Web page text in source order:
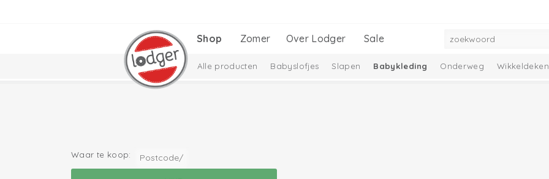
Shop Zomer Over Lodger Sale
Alle producten Babyslofjes Slapen Babykleding Onderweg Wikkeldeken
Waar te koop: